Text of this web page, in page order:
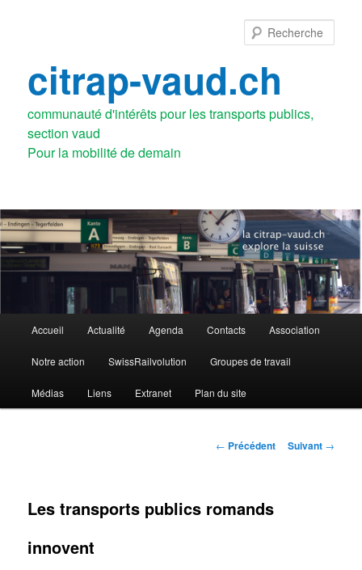
citrap-vaud.ch
communauté d'intérêts pour les transports publics,
section vaud
principal
Accueil Actualité Agenda Contacts Association
Notre action SwissRailvolution Groupes de travail
Médias Liens Extranet Plan du site
Navigation
← Précédent Suivant →
Les transports publics romands
innovent